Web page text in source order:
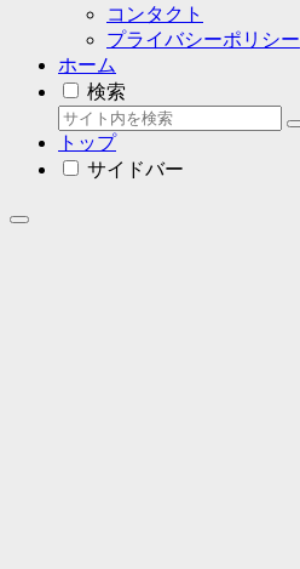
コンタクト
プライバシーポリシー
ホーム
検索
トップ
サイドバー